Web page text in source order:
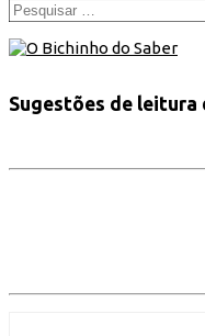
Pesquisar
por:
Sugestões de leitura